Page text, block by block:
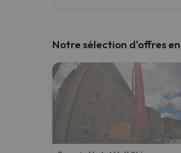
Notre sélection d'offres